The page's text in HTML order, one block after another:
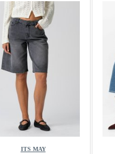
ITS MAY